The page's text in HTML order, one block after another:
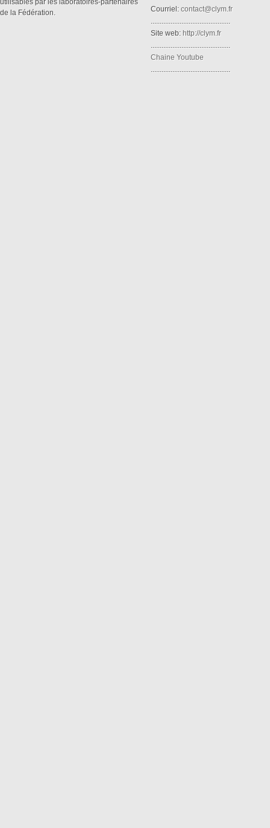
utilisables par les laboratoires-partenaires
de la Fédération.
Courriel: contact@clym.fr
............................................
Site web: http://clym.fr
............................................
Chaine Youtube
............................................